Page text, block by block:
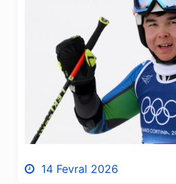
14 Fevral 2026